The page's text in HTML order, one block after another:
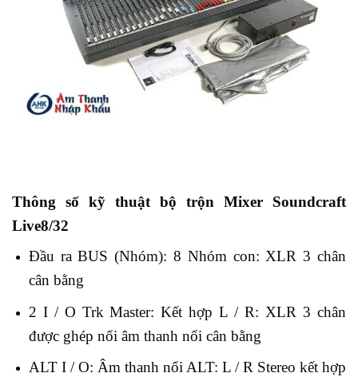
Thông số kỹ thuật bộ trộn Mixer Soundcraft
Live8/32
Đầu ra BUS (Nhóm): 8 Nhóm con: XLR 3 chân
cân bằng
2 I / O Trk Master: Kết hợp L / R: XLR 3 chân
được ghép nối âm thanh nổi cân bằng
ALT I / O: Âm thanh nổi ALT: L / R Stereo kết hợp